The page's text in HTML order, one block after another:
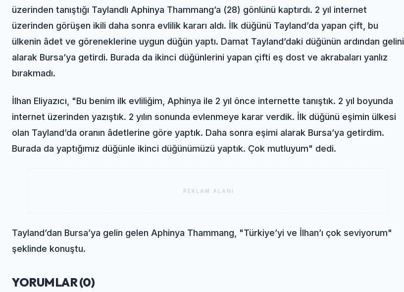
üzerinden tanıştığı Taylandlı Aphinya Thammang’a (28) gönlünü kaptırdı. 2 yıl internet
üzerinden görüşen ikili daha sonra evlilik kararı aldı. İlk düğünü Tayland’da yapan çift, bu
ülkenin âdet ve göreneklerine uygun düğün yaptı. Damat Tayland’daki düğünün ardından gelini
alarak Bursa’ya getirdi. Burada da ikinci düğünlerini yapan çifti eş dost ve akrabaları yanlız
bırakmadı.
İlhan Eliyazıcı, "Bu benim ilk evliliğim, Aphinya ile 2 yıl önce internette tanıştık. 2 yıl boyunda
internet üzerinden yazıştık. 2 yılın sonunda evlenmeye karar verdik. İlk düğünü eşimin ülkesi
olan Tayland’da oranın âdetlerine göre yaptık. Daha sonra eşimi alarak Bursa’ya getirdim.
Burada da yaptığımız düğünle ikinci düğünümüzü yaptık. Çok mutluyum" dedi.
REKLAM ALANI
Tayland’dan Bursa’ya gelin gelen Aphinya Thammang, "Türkiye’yi ve İlhan’ı çok seviyorum"
şeklinde konuştu.
YORUMLAR (0)